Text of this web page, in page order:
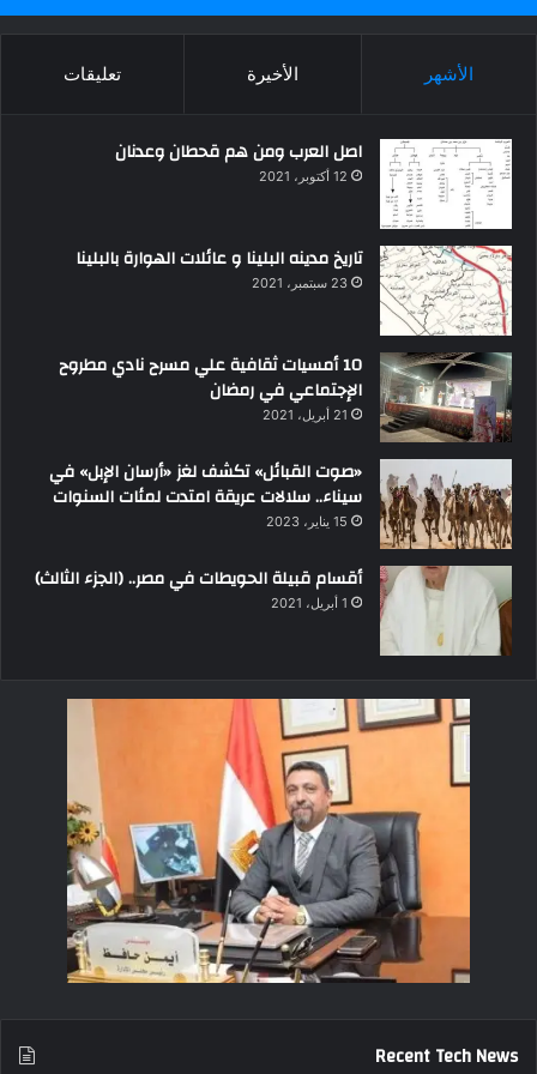
الأشهر الأخيرة تعليقات
اصل العرب ومن هم قحطان وعدنان
12 أكتوبر، 2021
تاريخ مدينه البلينا و عائلات الهوارة بالبلينا
23 سبتمبر، 2021
10 أمسيات ثقافية علي مسرح نادي مطروح
الإجتماعي في رمضان
21 أبريل، 2021
«صوت القبائل» تكشف لغز «أرسان الإبل» في
سيناء.. سلالات عريقة امتدت لمئات السنوات
15 يناير، 2023
أقسام قبيلة الحويطات في مصر.. (الجزء الثالث)
1 أبريل، 2021
Recent Tech News